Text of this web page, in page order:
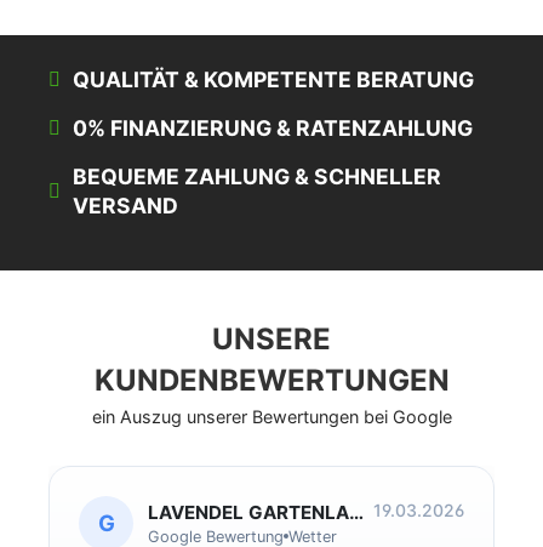
QUALITÄT & KOMPETENTE BERATUNG
0% FINANZIERUNG & RATENZAHLUNG
BEQUEME ZAHLUNG & SCHNELLER
VERSAND
UNSERE
KUNDENBEWERTUNGEN
ein Auszug unserer Bewertungen bei Google
G LAVENDEL GARTENLANDSCHAFTSBAU 19.03.2026
Google Bewertung Wetter